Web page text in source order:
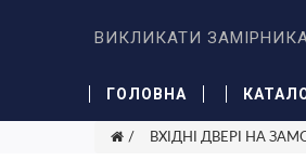
ВИКЛИКАТИ
ГОЛОВНА
ВХІДНІ ДВЕРІ НА